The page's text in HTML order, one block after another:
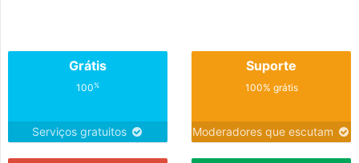
Grátis
100%
Serviços gratuitos
Suporte
100% grátis
Moderadores que escutam